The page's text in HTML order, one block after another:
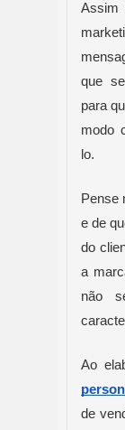
Assim
que
para
modo
lo.
Pense
e de
do
a
não
Ao
de